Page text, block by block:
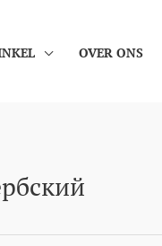
OVER ONS